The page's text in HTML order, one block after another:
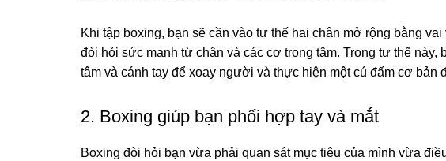
Khi tập boxing, bạn sẽ cần vào tư thế hai chân mở rộng bằng
đòi hỏi sức mạnh từ chân và các cơ trọng tâm. Trong tư thế
tâm và cánh tay để xoay người và thực hiện một cú đấm cơ bản
2. Boxing giúp bạn phối hợp tay và mắt
Boxing đòi hỏi bạn vừa phải quan sát mục tiêu của mình vừa